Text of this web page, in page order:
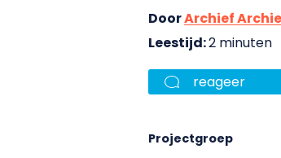
DoorArchief
Leestijd:2 minuten
reageer
Projectgroep